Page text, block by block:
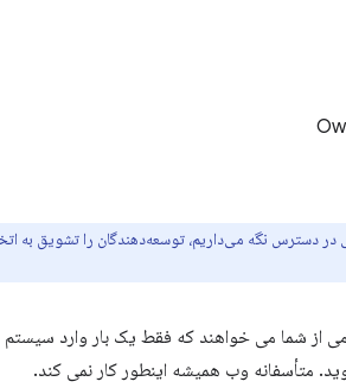
در دسترس نگه می‌داریم، توسعه‌دهندگان را تشویق به
از شما می خواهند که فقط یک بار وارد
متأسفانه وب همیشه اینطور کار نمی کند.